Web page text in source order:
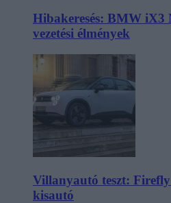
Hibakeresés: BMW iX3
vezetési élmények
Villanyautó teszt:
kisautó